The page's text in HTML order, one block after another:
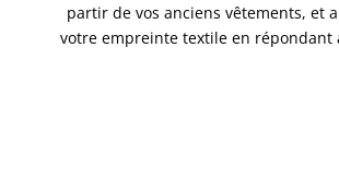
partir de vos anciens vêtements, et
votre empreinte textile en répondant